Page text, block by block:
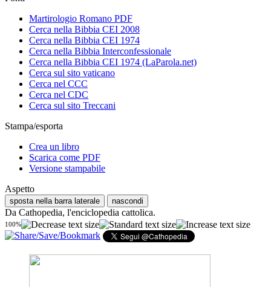
Martirologio Romano PDF
Cerca nella Bibbia CEI 2008
Cerca nella Bibbia CEI 1974
Cerca nella Bibbia Interconfessionale
Cerca nella Bibbia CEI 1974 (LaParola.net)
Cerca sul sito vaticano
Cerca nel CCC
Cerca nel CDC
Cerca sul sito Treccani
Stampa/esporta
Crea un libro
Scarica come PDF
Versione stampabile
Aspetto
sposta nella barra laterale nascondi
Da Cathopedia, l'enciclopedia cattolica.
100%